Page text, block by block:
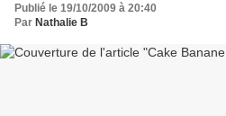
Publié le 19/10/2009 à 20:40
Par Nathalie B